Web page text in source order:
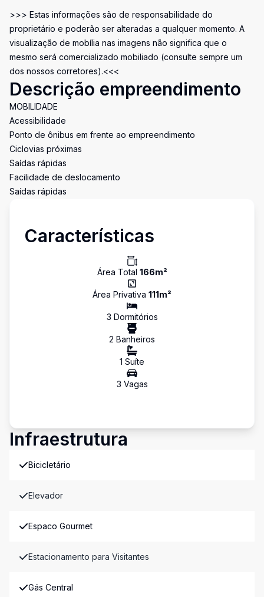
>>> Estas informações são de responsabilidade do
proprietário e poderão ser alteradas a qualquer momento. A
visualização de mobília nas imagens não significa que o
mesmo será comercializado mobiliado (consulte sempre um
dos nossos corretores).<<<
Descrição empreendimento
MOBILIDADE
Acessibilidade
Ponto de ônibus em frente ao empreendimento
Ciclovias próximas
Saídas rápidas
Facilidade de deslocamento
Saídas rápidas
Características
Área Total 166m²
Área Privativa 111m²
3 Dormitórios
2 Banheiros
1 Suíte
3 Vagas
Infraestrutura
Bicicletário
Elevador
Espaco Gourmet
Estacionamento para Visitantes
Gás Central